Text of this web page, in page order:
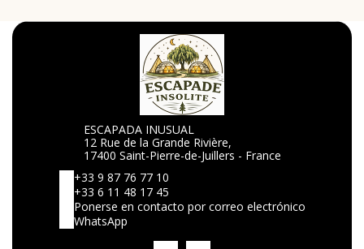
ESCAPADA INUSUAL
12 Rue de la Grande Rivière,
17400 Saint-Pierre-de-Juillers - France
+33 9 87 76 77 10
+33 6 11 48 17 45
Ponerse en contacto por correo electrónico
WhatsApp